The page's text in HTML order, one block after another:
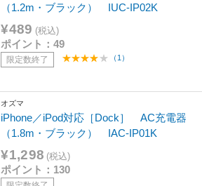
（1.2m・ブラック） IUC-IP02K
¥489 (税込)
ポイント：49
限定数終了 （1）
オズマ
iPhone／iPod対応［Dock］ AC充電器
（1.8m・ブラック） IAC-IP01K
¥1,298 (税込)
ポイント：130